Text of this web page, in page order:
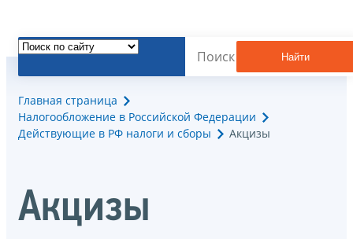
Найти
Главная страница
Налогообложение в Российской Федерации
Действующие в РФ налоги и сборы
Акцизы
Акцизы